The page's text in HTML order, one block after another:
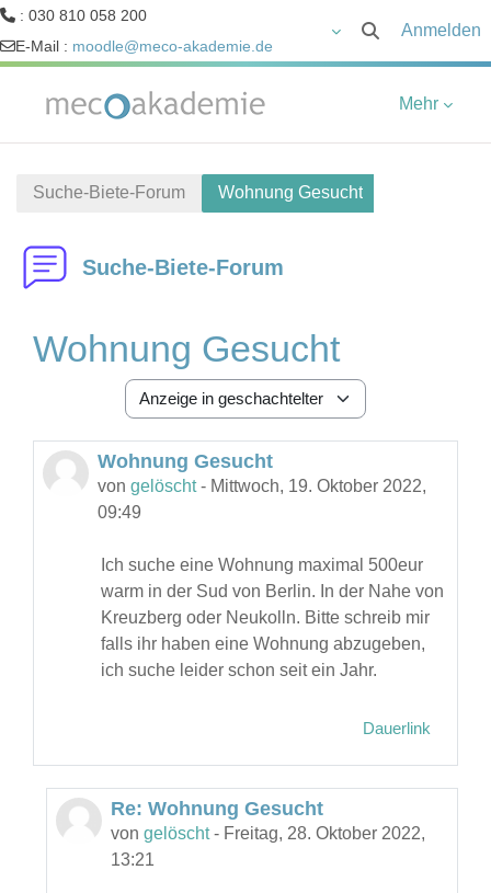
: 030 810 058 200
E-Mail : moodle@meco-akademie.de Sucheingabe
Anmelden
Mehr
Suche-Biete-Forum Wohnung Gesucht
Suche-Biete-Forum
Wohnung Gesucht
Anzeigemodus
Wohnung Gesucht
von gelöscht- Mittwoch, 19. Oktober 2022,
09:49
Anzahl Antworten: 1
Ich suche eine Wohnung maximal 500eur
warm in der Sud von Berlin. In der Nahe von
Kreuzberg oder Neukolln. Bitte schreib mir
falls ihr haben eine Wohnung abzugeben,
ich suche leider schon seit ein Jahr.
Dauerlink
Als Antwort auf gelöscht
Re: Wohnung Gesucht
von gelöscht- Freitag, 28. Oktober 2022,
13:21